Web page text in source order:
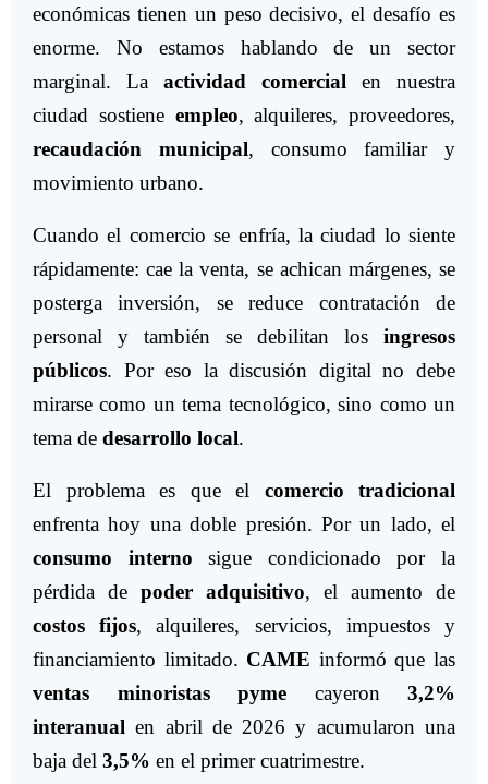
económicas tienen un peso decisivo, el desafío es
enorme. No estamos hablando de un sector
marginal. La actividad comercial en nuestra
ciudad sostiene empleo, alquileres, proveedores,
recaudación municipal, consumo familiar y
movimiento urbano.
Cuando el comercio se enfría, la ciudad lo siente
rápidamente: cae la venta, se achican márgenes, se
posterga inversión, se reduce contratación de
personal y también se debilitan los ingresos
públicos. Por eso la discusión digital no debe
mirarse como un tema tecnológico, sino como un
tema de desarrollo local.
El problema es que el comercio tradicional
enfrenta hoy una doble presión. Por un lado, el
consumo interno sigue condicionado por la
pérdida de poder adquisitivo, el aumento de
costos fijos, alquileres, servicios, impuestos y
financiamiento limitado. CAME informó que las
ventas minoristas pyme cayeron 3,2%
interanual en abril de 2026 y acumularon una
baja del 3,5% en el primer cuatrimestre.